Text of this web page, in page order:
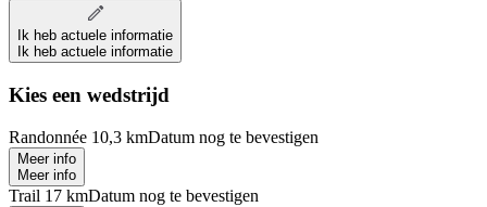
Ik heb actuele informatie
Ik heb actuele informatie
Kies een wedstrijd
Randonnée 10,3 kmDatum nog te bevestigen
Meer info
Meer info
Trail 17 kmDatum nog te bevestigen